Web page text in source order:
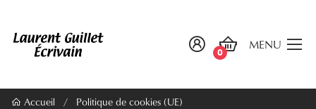
0
MENU
Accueil / Politique de cookies (UE)